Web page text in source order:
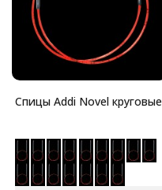
Спицы Addi Novel круговые